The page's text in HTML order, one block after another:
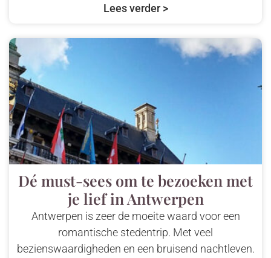
Lees verder >
Dé must-sees om te bezoeken met
je lief in Antwerpen
Antwerpen is zeer de moeite waard voor een
romantische stedentrip. Met veel
bezienswaardigheden en een bruisend nachtleven.